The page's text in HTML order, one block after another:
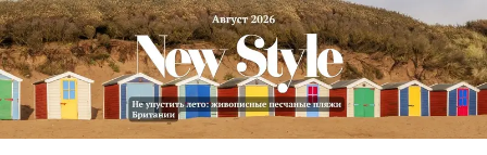
Skip
to
content